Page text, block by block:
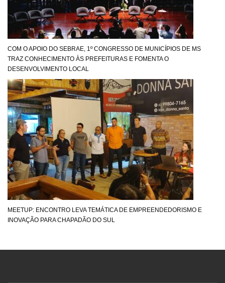
COM O APOIO DO SEBRAE, 1º CONGRESSO DE MUNICÍPIOS DE MS
TRAZ CONHECIMENTO ÀS PREFEITURAS E FOMENTA O
DESENVOLVIMENTO LOCAL
MEETUP: ENCONTRO LEVA TEMÁTICA DE EMPREENDEDORISMO E
INOVAÇÃO PARA CHAPADÃO DO SUL